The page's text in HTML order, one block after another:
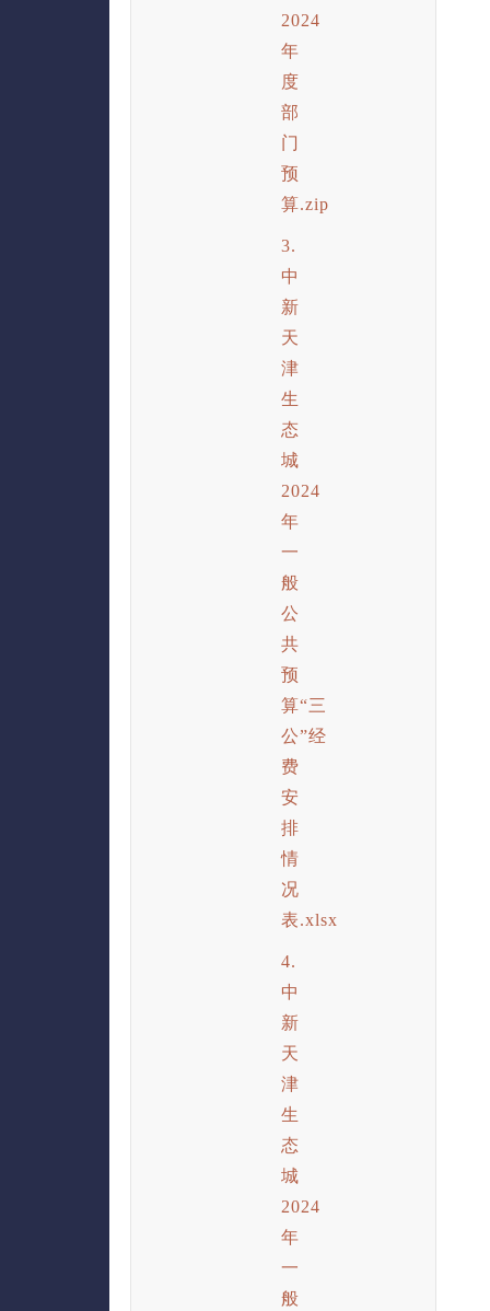
2024
年
度
部
门
预
算.zip
3.
中
新
天
津
生
态
城
2024
年
一
般
公
共
预
算“三
公”经
费
安
排
情
况
表.xlsx
4.
中
新
天
津
生
态
城
2024
年
一
般